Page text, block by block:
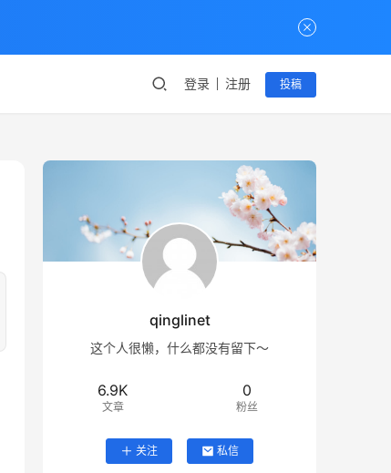
登录 注册 投稿
qinglinet
这个人很懒，什么都没有留下～
6.9K
文章
0
粉丝
关注 私信